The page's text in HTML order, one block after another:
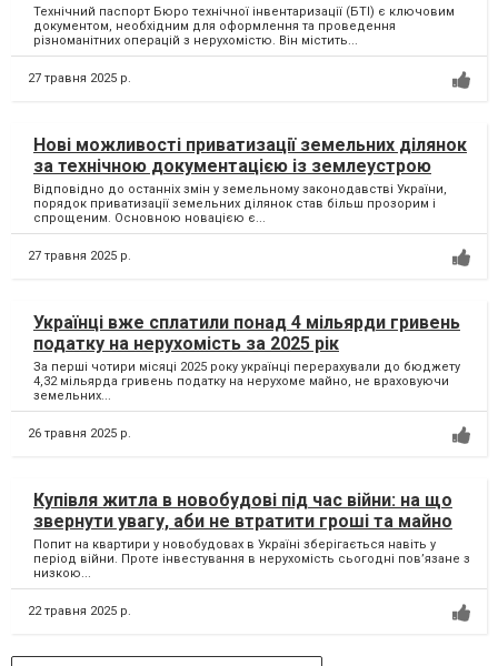
Технічний паспорт Бюро технічної інвентаризації (БТІ) є ключовим
документом, необхідним для оформлення та проведення
різноманітних операцій з нерухомістю. Він містить...
27 травня 2025 р.
Нові можливості приватизації земельних ділянок
за технічною документацією із землеустрою
Відповідно до останніх змін у земельному законодавстві України,
порядок приватизації земельних ділянок став більш прозорим і
спрощеним. Основною новацією є...
27 травня 2025 р.
Українці вже сплатили понад 4 мільярди гривень
податку на нерухомість за 2025 рік
За перші чотири місяці 2025 року українці перерахували до бюджету
4,32 мільярда гривень податку на нерухоме майно, не враховуючи
земельних...
26 травня 2025 р.
Купівля житла в новобудові під час війни: на що
звернути увагу, аби не втратити гроші та майно
Попит на квартири у новобудовах в Україні зберігається навіть у
період війни. Проте інвестування в нерухомість сьогодні пов’язане з
низкою...
22 травня 2025 р.